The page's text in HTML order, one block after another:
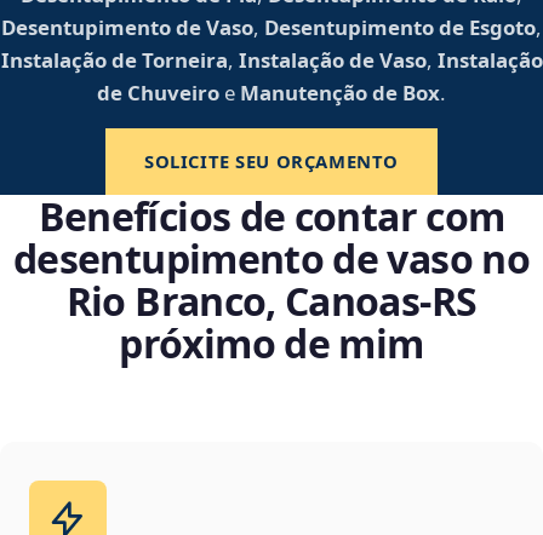
Desentupimento de Vaso, Desentupimento de Esgoto,
Instalação de Torneira, Instalação de Vaso, Instalação
de Chuveiro e Manutenção de Box.
SOLICITE SEU ORÇAMENTO
Benefícios de contar com
desentupimento de vaso no
Rio Branco, Canoas‑RS
próximo de mim